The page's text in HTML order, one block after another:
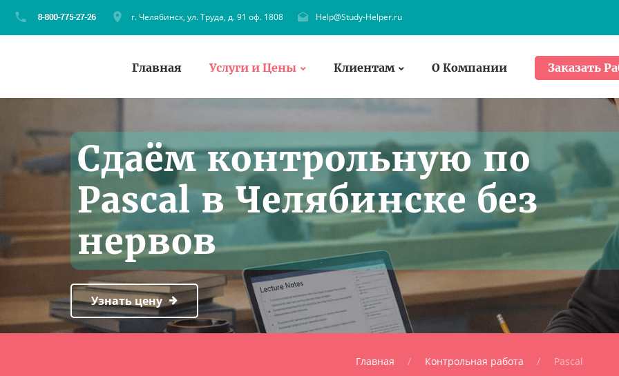
г. Челябинск, ул. Труда, д. 91 оф. 1808 Help@Study-Helper.ru
Главная Услуги и Цены Клиентам О Компании Заказать
Сдаём контрольную по
Pascal в Челябинске без
нервов
Узнать цену
Главная Контрольная работа Pascal